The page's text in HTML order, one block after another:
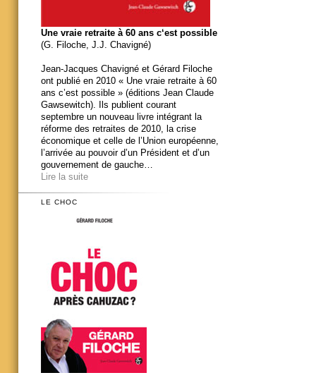
Une vraie retraite à 60 ans c‘est possible
(G. Filoche, J.J. Chavigné)
Jean-Jacques Chavigné et Gérard Filoche
ont publié en 2010 « Une vraie retraite à 60
ans c’est possible » (éditions Jean Claude
Gawsewitch). Ils publient courant
septembre un nouveau livre intégrant la
réforme des retraites de 2010, la crise
économique et celle de l’Union européenne,
l’arrivée au pouvoir d’un Président et d’un
gouvernement de gauche…
Lire la suite
LE CHOC